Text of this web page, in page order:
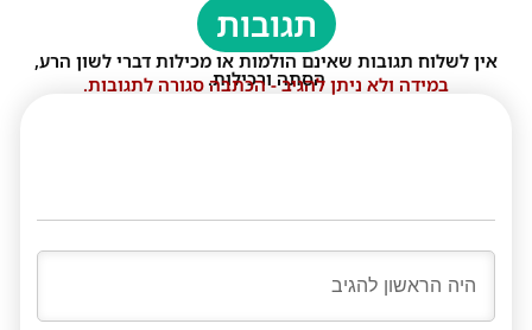
תגובות
אין לשלוח תגובות שאינם הולמות או מכילות דברי לשון הרע,
הסתה ורכילות.
במידה ולא ניתן להגיב - הכתבה סגורה לתגובות.